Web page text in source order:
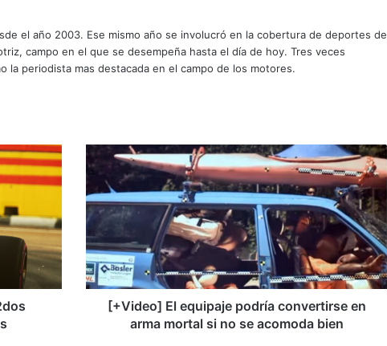
el año 2003. Ese mismo año se involucró en la cobertura de deportes de
campo en el que se desempeña hasta el día de hoy. Tres veces
la periodista mas destacada en el campo de los motores.
[
+
V
i
d
e
o
]
E
[+Video] El equipaje podría convertirse en
arma mortal si no se acomoda bien